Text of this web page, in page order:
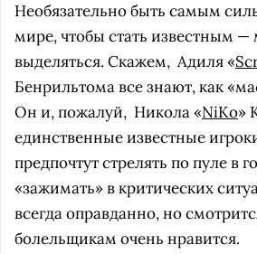
Необязательно быть самым
мире, чтобы стать известным
выделяться. Скажем, Адиля «
Бенрильтома все знают, как
Он и, пожалуй, Никола «NiKo»
единственные известные
предпочтут стрелять по пуле в
«зажимать» в критических
всегда оправданно, но
болельщикам очень нравится.